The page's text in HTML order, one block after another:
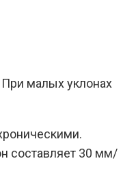
При малых уклонах
составляет 30 мм/